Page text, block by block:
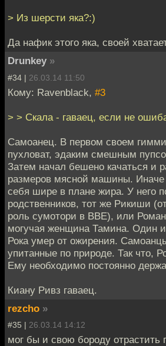
> Из шерсти яка?:)
Да нафик этого яка, своей
Drunkey »
#34 | 26.03.14 11:50
Кому: Ravenblack, #3
> > Скала - гаваец, если не
Самоанец. В первом своем
пухловат, эдаким смешным
Затем начал бешено качаться и
размеров мясной машины. Иначе
себя шире в плане жира. У него
родственников, тот же Рикиши
роль сумотори в ВВЕ), или
могучая женщина Тамина. Один
Рока умер от ожирения.
упитанные по природе. Так что,
Ему необходимо постоянно
Киану Ривз гаваец.
rezcho »
#35 | 26.03.14 14:12
мог бы и свою бороду отрастить